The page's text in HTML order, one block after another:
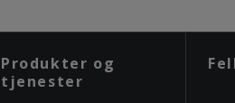
Produkter og
tjenester